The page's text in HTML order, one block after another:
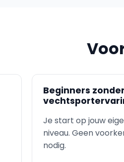
Beginners zonder
Je start op jouw
niveau. Geen
nodig.